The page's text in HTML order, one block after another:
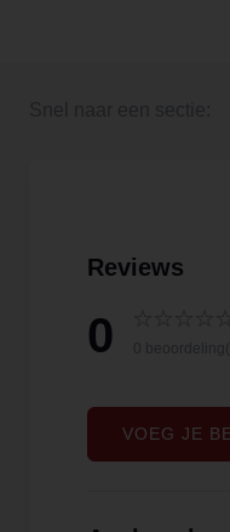
Reviews
0
VOEG JE